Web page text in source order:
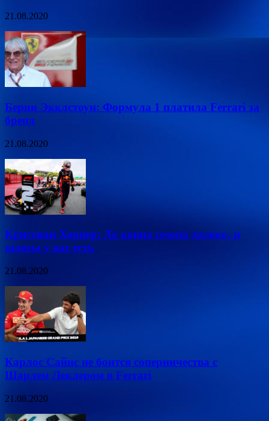
21.08.2020
Берни Экклстоун: Формула 1 платила Ferrari за
бренд
21.08.2020
Кристиан Хорнер: До конца сезона далеко, и
шансы у нас есть
21.08.2020
Карлос Сайнс не боится соперничества с
Шарлем Леклером в Ferrari
21.08.2020